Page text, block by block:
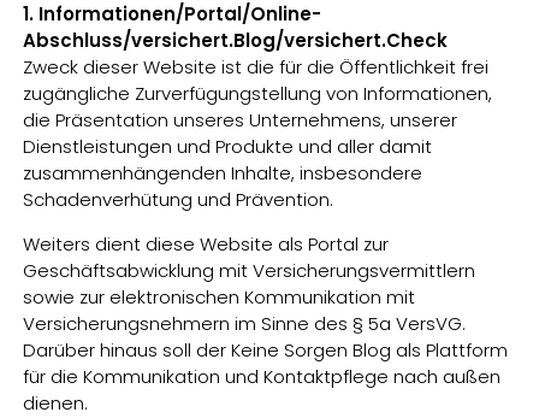
1. Informationen/Portal/Online-
Abschluss/versichert.Blog/versichert.Check
Zweck dieser Website ist die für die Öffentlichkeit frei
zugängliche Zurverfügungstellung von Informationen,
die Präsentation unseres Unternehmens, unserer
Dienstleistungen und Produkte und aller damit
zusammenhängenden Inhalte, insbesondere
Schadenverhütung und Prävention.
Weiters dient diese Website als Portal zur
Geschäftsabwicklung mit Versicherungsvermittlern
sowie zur elektronischen Kommunikation mit
Versicherungsnehmern im Sinne des § 5a VersVG.
Darüber hinaus soll der Keine Sorgen Blog als Plattform
für die Kommunikation und Kontaktpflege nach außen
dienen.